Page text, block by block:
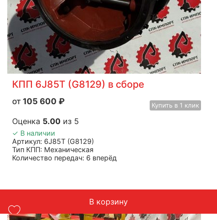
КПП 6J85T (G8129) в сборе
105 600 ₽ Купить в 1 клик
Оценка 5.00 из 5
✓ В наличии
Артикул: 6J85T (G8129)
Тип КПП: Механическая
Количество передач: 6 вперёд
Масса: 245 кг
В корзину